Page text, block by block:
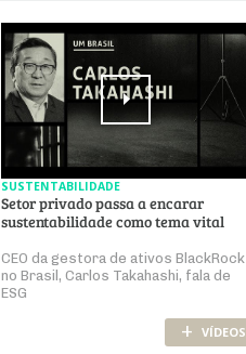
SUSTENTABILIDADE
Setor privado passa a encarar
sustentabilidade como tema vital
CEO da gestora de ativos BlackRock
no Brasil, Carlos Takahashi, fala de
ESG
+ VÍDEOS